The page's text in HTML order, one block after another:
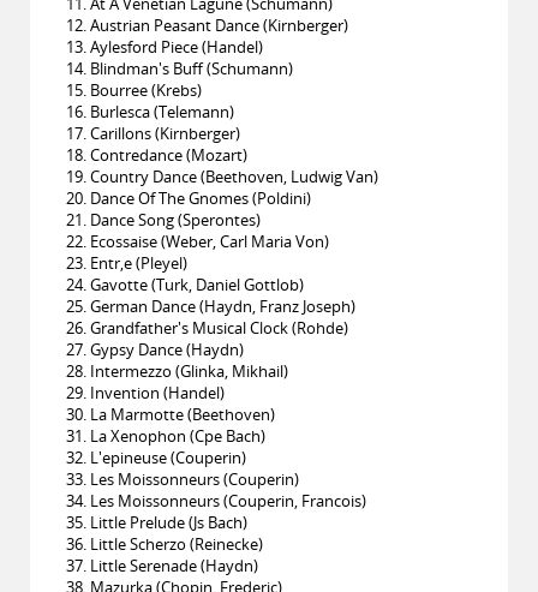
12. Austrian Peasant Dance (Kirnberger)
13. Aylesford Piece (Handel)
14. Blindman's Buff (Schumann)
15. Bourree (Krebs)
16. Burlesca (Telemann)
17. Carillons (Kirnberger)
18. Contredance (Mozart)
19. Country Dance (Beethoven, Ludwig Van)
20. Dance Of The Gnomes (Poldini)
21. Dance Song (Sperontes)
22. Ecossaise (Weber, Carl Maria Von)
23. Entr‚e (Pleyel)
24. Gavotte (Turk, Daniel Gottlob)
25. German Dance (Haydn, Franz Joseph)
26. Grandfather's Musical Clock (Rohde)
27. Gypsy Dance (Haydn)
28. Intermezzo (Glinka, Mikhail)
29. Invention (Handel)
30. La Marmotte (Beethoven)
31. La Xenophon (Cpe Bach)
32. L'epineuse (Couperin)
33. Les Moissonneurs (Couperin)
34. Les Moissonneurs (Couperin, Francois)
35. Little Prelude (Js Bach)
36. Little Scherzo (Reinecke)
37. Little Serenade (Haydn)
38. Mazurka (Chopin, Frederic)